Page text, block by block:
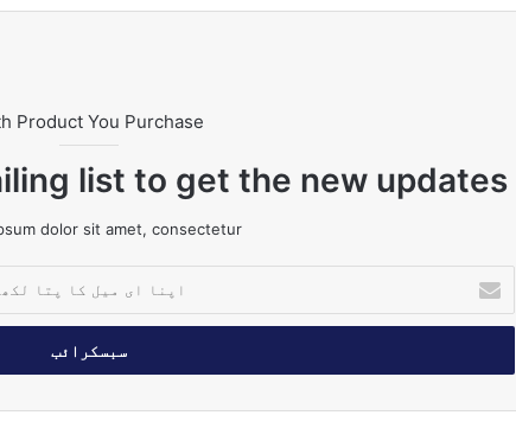
Product You Purchase
list to get the new updates!
dolor sit amet, consectetur.
ن
ا